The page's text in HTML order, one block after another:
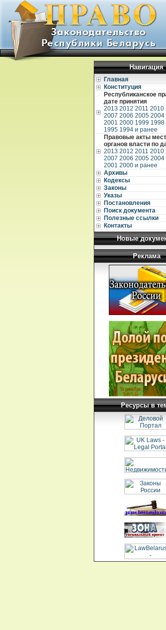
Навигация
Главная
Конституция
Республиканское
дате принятия
2013 2012 2011 2010
2007 2006 2005 2004
2001 2000 1999 1998
1995 1994 и ранее
Правовые акты
органов власти по
2013 2012 2011 2010
2007 2006 2005 2004
2001 2000 и ранее
Архивы
Кодексы
Законы
Указы
Постановления
Поиск документа
Полезные ссылки
Контакты
Новые
Реклама
Ресурсы в